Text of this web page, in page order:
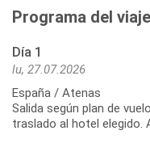
Programa del viaje
Día 1
lu, 27.07.2026
España / Atenas
Salida según plan de
traslado al hotel elegido.